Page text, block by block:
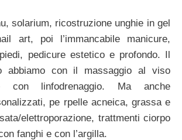
solarium, ricostruzione unghie in gel
art, poi l’immancabile manicure,
pedicure estetico e profondo. Il
abbiamo con il massaggio al viso
con linfodrenaggio. Ma anche
pe rpelle acneica, grassa e
elettroporazione, trattmenti ciorpo
fanghi e con l’argilla.